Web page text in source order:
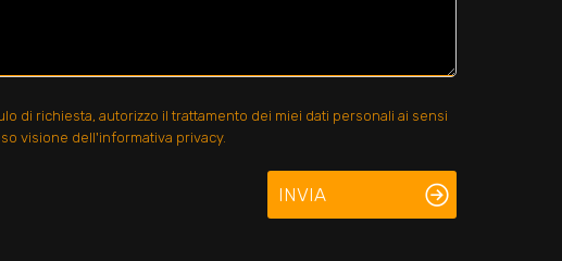
di richiesta, autorizzo il trattamento dei miei dati personali ai sensi
visione dell'informativa privacy.
INVIA